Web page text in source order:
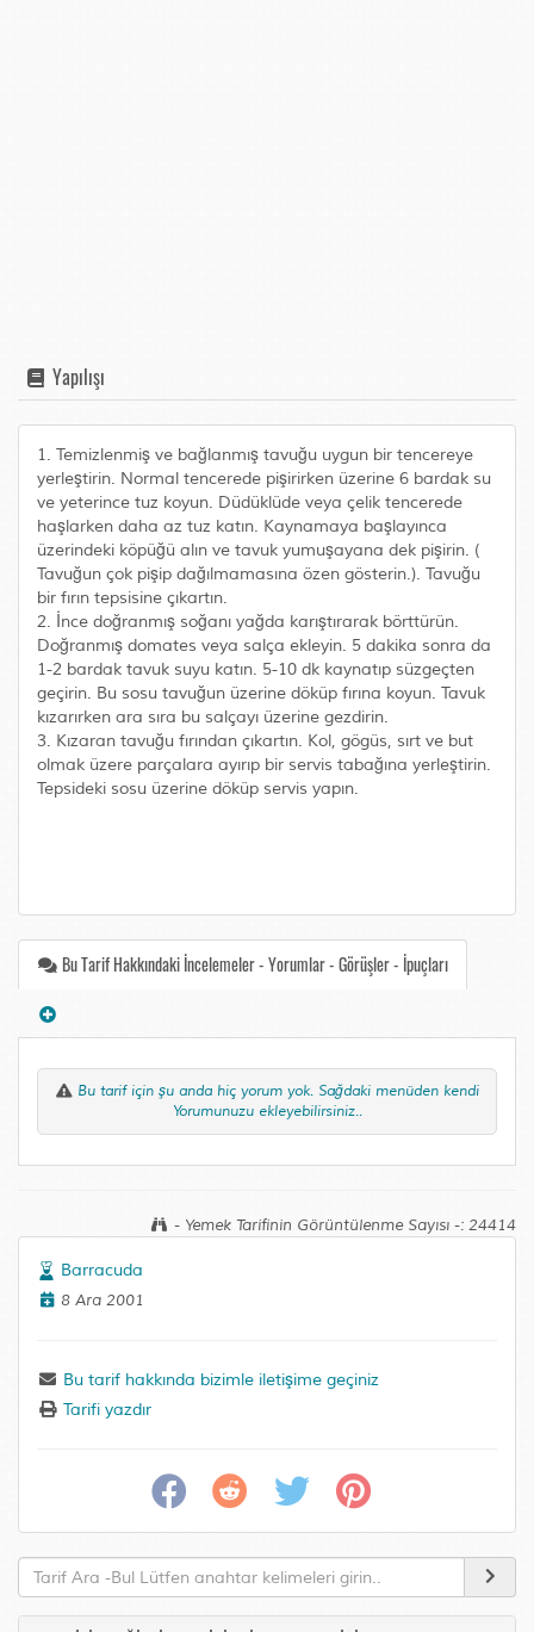
Yapılışı
1. Temizlenmiş ve bağlanmış tavuğu uygun bir tencereye
yerleştirin. Normal tencerede pişirirken üzerine 6 bardak su
ve yeterince tuz koyun. Düdüklüde veya çelik tencerede
haşlarken daha az tuz katın. Kaynamaya başlayınca
üzerindeki köpüğü alın ve tavuk yumuşayana dek pişirin. (
Tavuğun çok pişip dağılmamasına özen gösterin.). Tavuğu
bir fırın tepsisine çıkartın.
2. İnce doğranmış soğanı yağda karıştırarak börttürün.
Doğranmış domates veya salça ekleyin. 5 dakika sonra da
1-2 bardak tavuk suyu katın. 5-10 dk kaynatıp süzgeçten
geçirin. Bu sosu tavuğun üzerine döküp fırına koyun. Tavuk
kızarırken ara sıra bu salçayı üzerine gezdirin.
3. Kızaran tavuğu fırından çıkartın. Kol, gögüs, sırt ve but
olmak üzere parçalara ayırıp bir servis tabağına yerleştirin.
Tepsideki sosu üzerine döküp servis yapın.
Bu Tarif Hakkındaki İncelemeler - Yorumlar - Görüşler - İpuçları
Bu tarif için şu anda hiç yorum yok. Sağdaki menüden kendi
Yorumunuzu ekleyebilirsiniz..
- Yemek Tarifinin Görüntülenme Sayısı -: 24414
Barracuda
8 Ara 2001
Bu tarif hakkında bizimle iletişime geçiniz
Tarifi yazdır